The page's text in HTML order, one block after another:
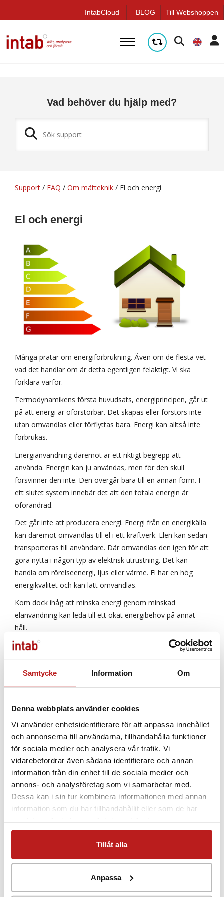
Samtycke Information Om
Denna webbplats använder cookies
Vi använder enhetsidentifierare för att anpassa innehållet
och annonserna till användarna, tillhandahålla funktioner
för sociala medier och analysera vår trafik. Vi
vidarebefordrar även sådana identifierare och annan
information från din enhet till de sociala medier och
annons- och analysföretag som vi samarbetar med.
Dessa kan i sin tur kombinera informationen med annan
information som du har tillhandahållit eller som de har
Tillåt alla
Anpassa
IntabCloud BLOG Till Webshoppen
Vad behöver du hjälp med?
Support / FAQ / Om mätteknik / El och energi
El och energi
Många pratar om energiförbrukning. Även om de flesta vet
vad det handlar om är detta egentligen felaktigt. Vi ska
förklara varför.
Termodynamikens första huvudsats, energiprincipen, går ut
på att energi är oförstörbar. Det skapas eller förstörs inte
utan omvandlas eller förflyttas bara. Energi kan alltså inte
förbrukas.
Energianvändning däremot är ett riktigt begrepp att
använda. Energin kan ju användas, men för den skull
försvinner den inte. Den övergår bara till en annan form. I
ett slutet system innebär det att den totala energin är
oförändrad.
Det går inte att producera energi. Energi från en energikälla
kan däremot omvandlas till el i ett kraftverk. Elen kan sedan
transporteras till användare. Där omvandlas den igen för att
göra nytta i någon typ av elektrisk utrustning. Det kan
handla om rörelseenergi, ljus eller värme. El har en hög
energikvalitet och kan lätt omvandlas.
Kom dock ihåg att minska energi genom minskad
elanvändning kan leda till ett ökat energibehov på annat
håll.
Rådgivningssida Energi
Energi kan inte förintas eller nyskapas; den
kan endast omvandlas mellan olika
energiformer.
Termodynamikens första huvudsats.
Källor: Wikipedia ,Svensk Energi